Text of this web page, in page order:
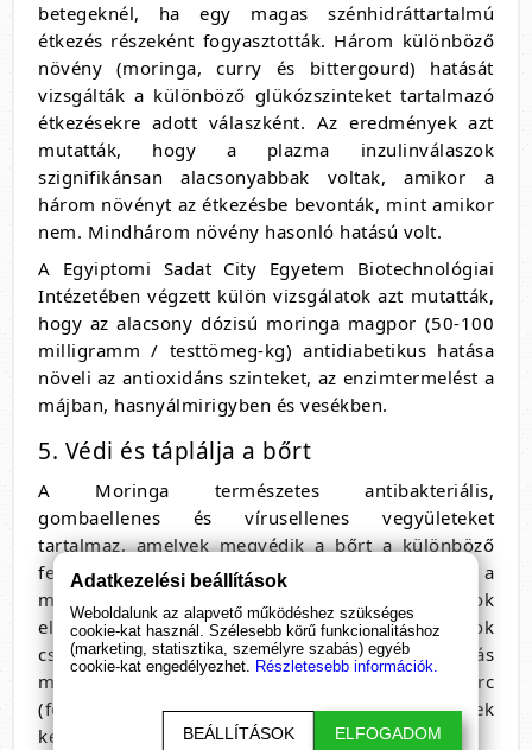
betegeknél, ha egy magas szénhidráttartalmú
étkezés részeként fogyasztották. Három különböző
növény (moringa, curry és bittergourd) hatását
vizsgálták a különböző glükózszinteket tartalmazó
étkezésekre adott válaszként. Az eredmények azt
mutatták, hogy a plazma inzulinválaszok
szignifikánsan alacsonyabbak voltak, amikor a
három növényt az étkezésbe bevonták, mint amikor
nem. Mindhárom növény hasonló hatású volt.
A Egyiptomi Sadat City Egyetem Biotechnológiai
Intézetében végzett külön vizsgálatok azt mutatták,
hogy az alacsony dózisú moringa magpor (50-100
milligramm / testtömeg-kg) antidiabetikus hatása
növeli az antioxidáns szinteket, az enzimtermelést a
májban, hasnyálmirigyben és vesékben.
5. Védi és táplálja a bőrt
A Moringa természetes antibakteriális,
gombaellenes és vírusellenes vegyületeket
tartalmaz, amelyek megvédik a bőrt a különböző
fertőzési formáktól. Néhány gyakori módszer a
moringa alkalmazására a bőrön: a lábszagok
eltávolítása, a pattanások okozta gyulladások
csökkentése, a fertőzések kezelése, a korpásodás
megszüntetése, az ínybetegségek elleni harc
(fogínygyulladás), égési sérülések vagy sebek
kezelése.
Adatkezelési beállítások
Weboldalunk az alapvető működéshez szükséges
cookie-kat használ. Szélesebb körű funkcionalitáshoz
(marketing, statisztika, személyre szabás) egyéb
cookie-kat engedélyezhet. Részletesebb információk.
BEÁLLÍTÁSOK ELFOGADOM